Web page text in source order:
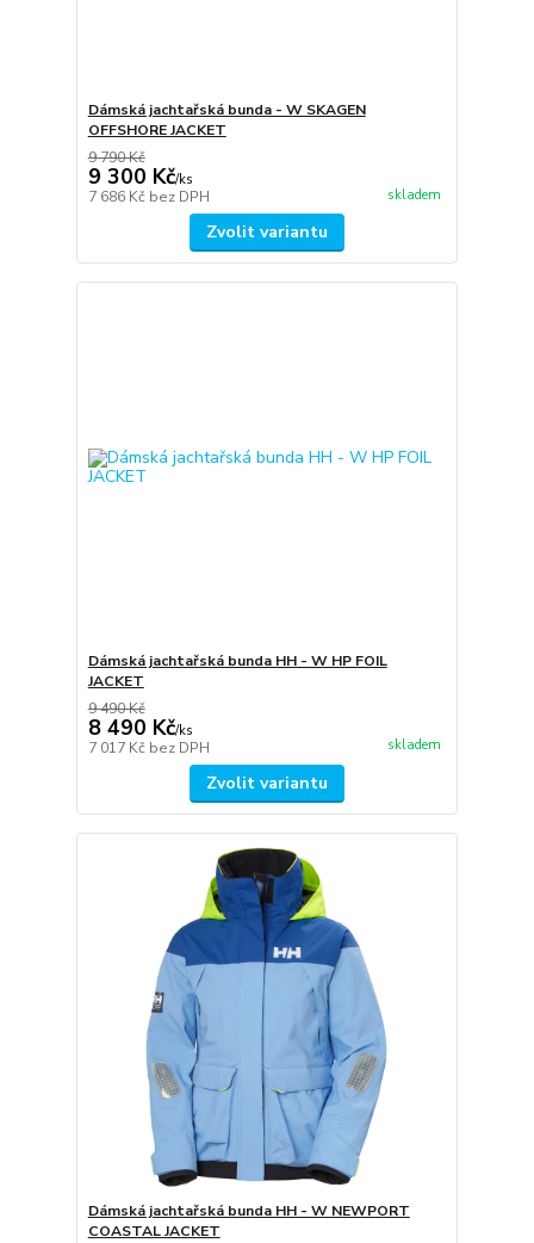
Dámská jachtařská bunda - W SKAGEN
OFFSHORE JACKET
9 790 Kč
9 300 Kč/ks
7 686 Kč bez DPH skladem
Zvolit variantu
Dámská jachtařská bunda HH - W HP FOIL
JACKET
9 490 Kč
8 490 Kč/ks
7 017 Kč bez DPH skladem
Zvolit variantu
Dámská jachtařská bunda HH - W NEWPORT
COASTAL JACKET